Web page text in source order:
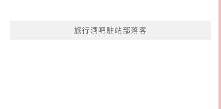
旅行酒吧駐站部落客